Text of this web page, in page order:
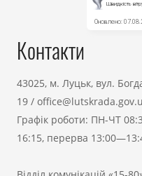
Контакти
43025, м. Луцьк, вул.
19 /
Графік роботи: ПН-ЧТ
16:15, перерва